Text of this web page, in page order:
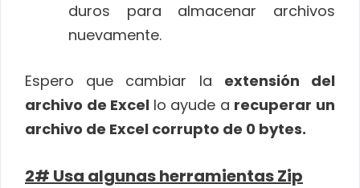
duros para almacenar archivos
nuevamente.
Espero que cambiar la extensión del
archivo de Excel lo ayude a recuperar un
archivo de Excel corrupto de 0 bytes.
2# Usa algunas herramientas Zip